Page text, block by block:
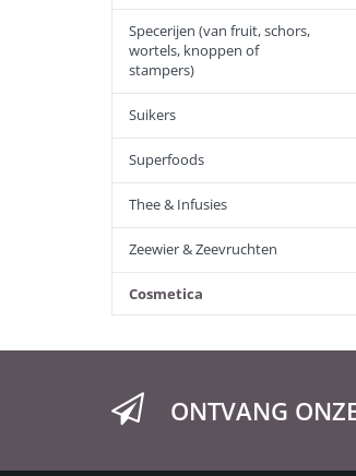
Specerijen (van fruit, schors,
wortels, knoppen of
stampers)
Suikers
Superfoods
Thee & Infusies
Zeewier & Zeevruchten
Cosmetica
ONTVANG